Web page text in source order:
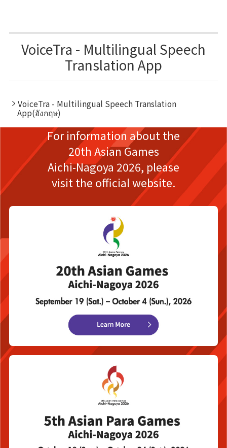
VoiceTra - Multilingual Speech
Translation App
VoiceTra - Multilingual Speech Translation
App(อังกฤษ)
For information about the
20th Asian Games
Aichi-Nagoya 2026, please
visit the official website.